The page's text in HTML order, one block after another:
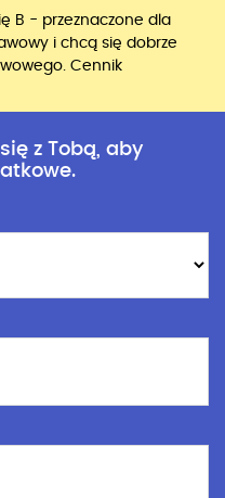
B - przeznaczone dla
i chcą się dobrze
Cennik
z Tobą, aby